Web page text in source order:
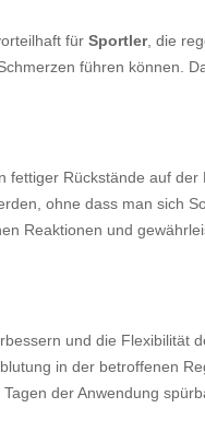
für Sportler, die
führen können.
Rückstände auf der
ohne dass man sich
Reaktionen und
und die Flexibilität
in der betroffenen
der Anwendung